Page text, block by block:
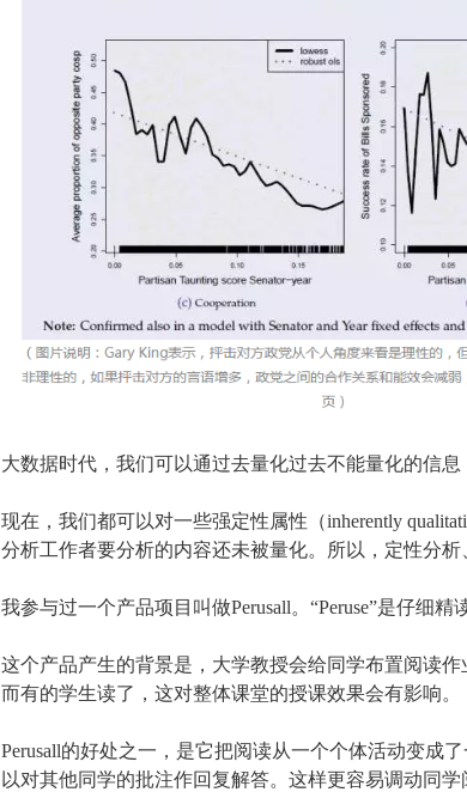
大数据时代，我们可以通过去量化过去不能量化的信
现在，我们都可以对一些强定性属性（inherently
分析工作者要分析的内容还未被量化。所以，定性分析
我参与过一个产品项目叫做Perusall。“Peruse”是仔细精
这个产品产生的背景是，大学教授会给同学布置阅读
而有的学生读了，这对整体课堂的授课效果会有影响。
Perusall的好处之一，是它把阅读从一个个体活动变成
以对其他同学的批注作回复解答。这样更容易调动同